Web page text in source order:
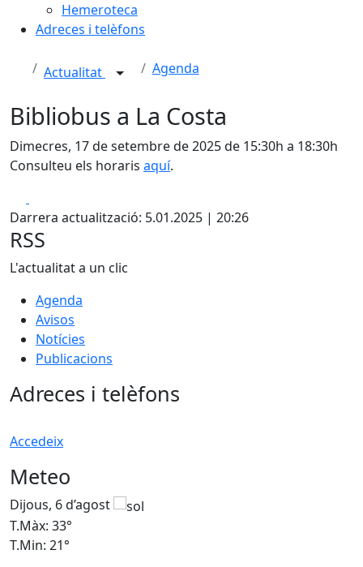
Hemeroteca
Adreces i telèfons
Actualitat Agenda
Bibliobus a La Costa
Dimecres, 17 de setembre de 2025 de 15:30h a 18:30h
Consulteu els horaris aquí.
Darrera actualització: 5.01.2025 | 20:26
RSS
L'actualitat a un clic
Agenda
Avisos
Notícies
Publicacions
Adreces i telèfons
Accedeix
Meteo
Dijous, 6 d’agost
T.Màx: 33°
T.Min: 21°